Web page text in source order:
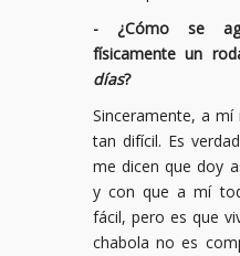
- ¿Cómo se
físicamente un
días?
Sinceramente, a
tan difícil. Es
me dicen que doy
y con que a mí
fácil, pero es que
chabola no es